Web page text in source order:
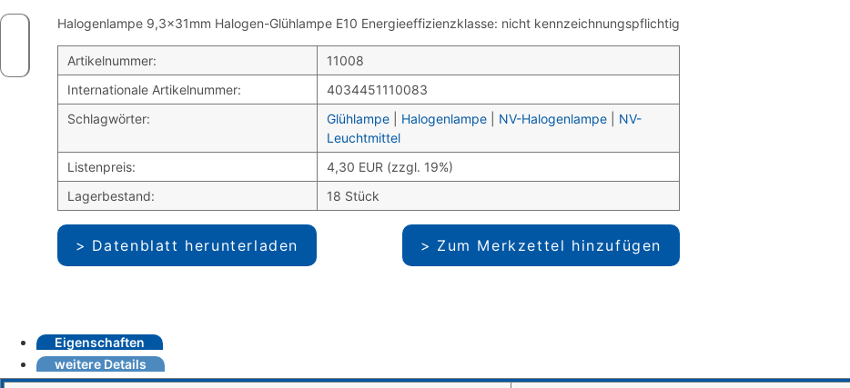
Halogenlampe 9,3x31mm Halogen-Glühlampe E10 Energieeffizienzklasse: nicht kennzeichnungspflichtig
Artikelnummer:
11008
Internationale Artikelnummer:
4034451110083
Schlagwörter:
Glühlampe Halogenlampe NV-Halogenlampe
NV-
Leuchtmittel
Listenpreis:
4,30 EUR (zzgl. 19%)
Lagerbestand:
18 Stück
Datenblatt herunterladen Zum Merkzettel hinzufügen
Eigenschaften
weitere Details